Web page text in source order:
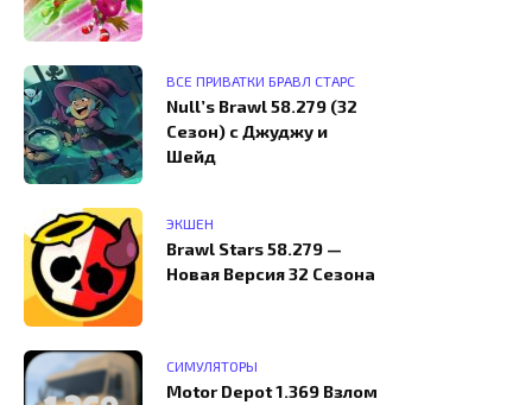
ВСЕ ПРИВАТКИ БРАВЛ СТАРС
Null’s Brawl 58.279 (32
Сезон) с Джуджу и
Шейд
ЭКШЕН
Brawl Stars 58.279 —
Новая Версия 32 Сезона
СИМУЛЯТОРЫ
Motor Depot 1.369 Взлом